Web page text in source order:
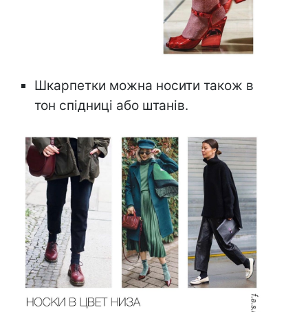
Шкарпетки можна носити також в
тон спідниці або штанів.